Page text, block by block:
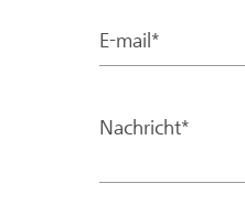
E-mail*
Nachricht*